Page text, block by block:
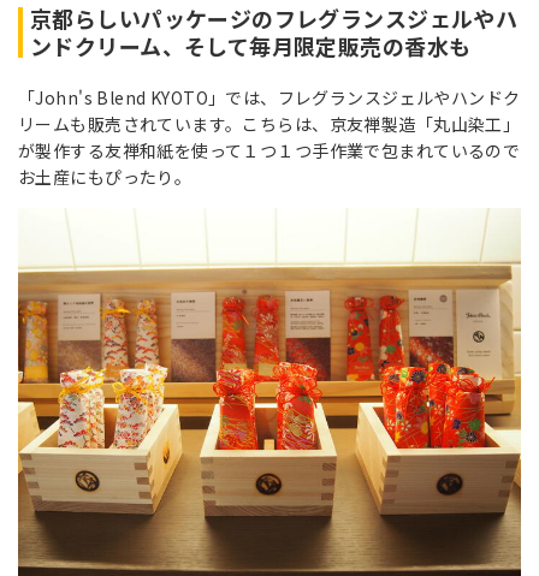
京都らしいパッケージのフレグランスジェルやハ
ンドクリーム、そして毎月限定販売の香水も
「John's Blend KYOTO」では、フレグランスジェルやハンドク
リームも販売されています。こちらは、京友禅製造「丸山染工」
が製作する友禅和紙を使って１つ１つ手作業で包まれているので
お土産にもぴったり。